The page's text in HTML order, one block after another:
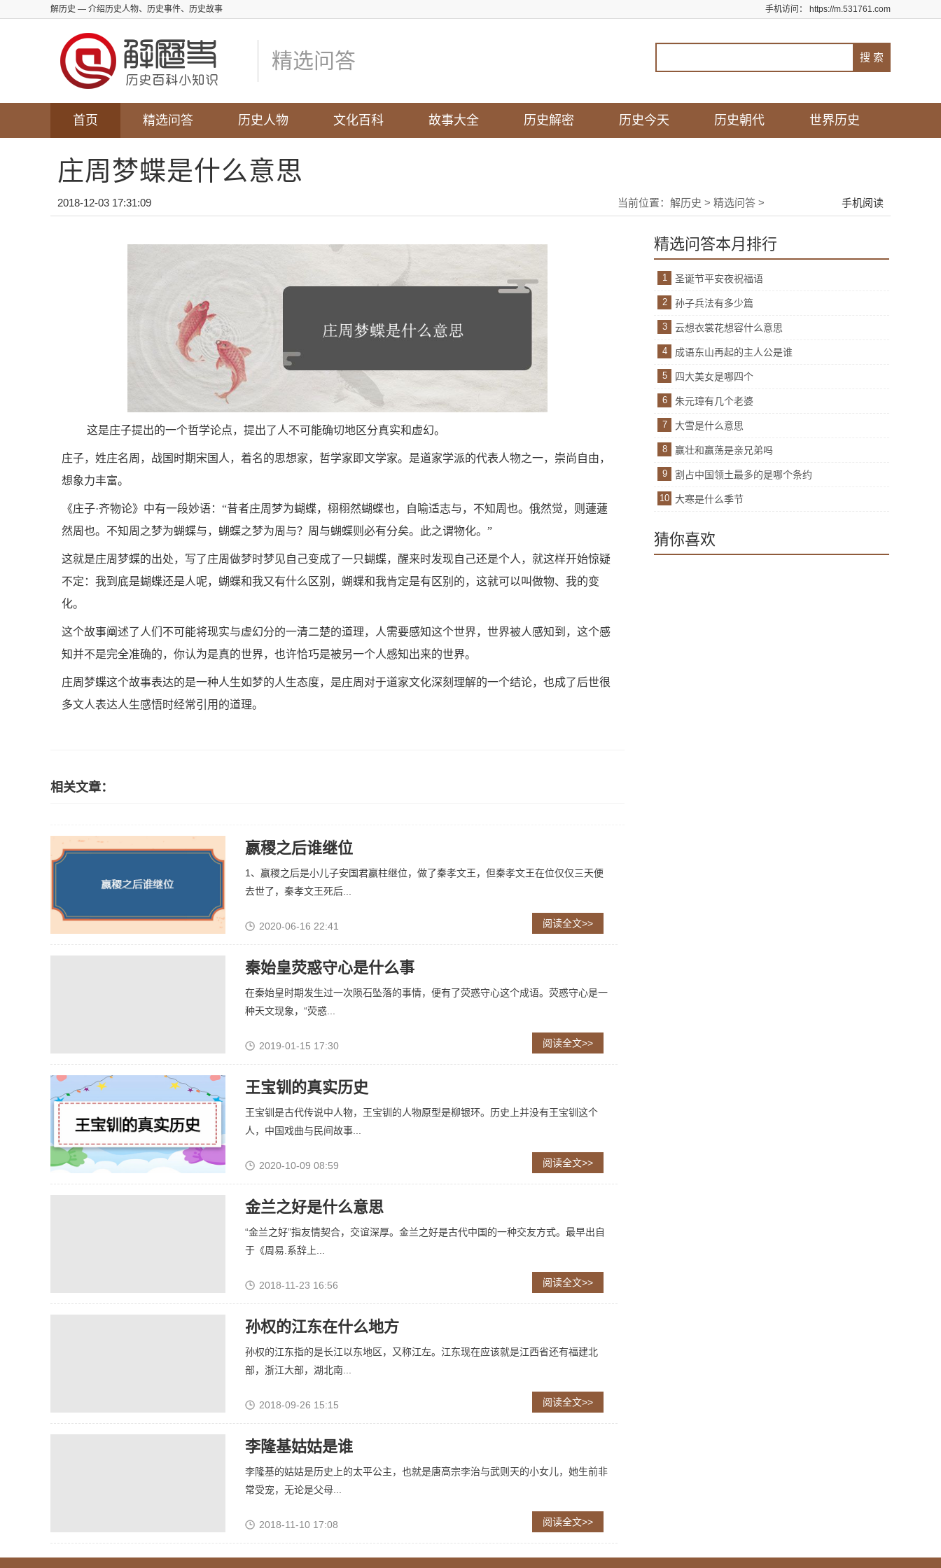
解历史 — 介绍历史人物、历史事件、历史故事 手机访问： https://m.531761.com
精选问答
首页 精选问答 历史人物 文化百科 故事大全 历史解密 历史今天 历史朝代 世界历史
庄周梦蝶是什么意思
2018-12-03 17:31:09 当前位置： 解历史 > 精选问答 > 手机阅读
这是庄子提出的一个哲学论点，提出了人不可能确切地区分真实和虚幻。
庄子，姓庄名周，战国时期宋国人，着名的思想家，哲学家即文学家。是道家学派的代表人物之一，崇尚自由，
想象力丰富。
《庄子·齐物论》中有一段妙语：“昔者庄周梦为蝴蝶，栩栩然蝴蝶也，自喻适志与，不知周也。俄然觉，则蘧蘧
然周也。不知周之梦为蝴蝶与，蝴蝶之梦为周与？周与蝴蝶则必有分矣。此之谓物化。”
这就是庄周梦蝶的出处，写了庄周做梦时梦见自己变成了一只蝴蝶，醒来时发现自己还是个人，就这样开始惊疑
不定：我到底是蝴蝶还是人呢，蝴蝶和我又有什么区别，蝴蝶和我肯定是有区别的，这就可以叫做物、我的变
化。
这个故事阐述了人们不可能将现实与虚幻分的一清二楚的道理，人需要感知这个世界，世界被人感知到，这个感
知并不是完全准确的，你认为是真的世界，也许恰巧是被另一个人感知出来的世界。
庄周梦蝶这个故事表达的是一种人生如梦的人生态度，是庄周对于道家文化深刻理解的一个结论，也成了后世很
多文人表达人生感悟时经常引用的道理。
相关文章：
嬴稷之后谁继位
1、嬴稷之后是小儿子安国君嬴柱继位，做了秦孝文王，但秦孝文王在位仅仅三天便
去世了，秦孝文王死后...
2020-06-16 22:41 阅读全文>>
秦始皇荧惑守心是什么事
在秦始皇时期发生过一次陨石坠落的事情，便有了荧惑守心这个成语。荧惑守心是一
种天文现象，“荧惑...
2019-01-15 17:30 阅读全文>>
王宝钏的真实历史
王宝钏是古代传说中人物，王宝钏的人物原型是柳银环。历史上并没有王宝钏这个
人，中国戏曲与民间故事...
2020-10-09 08:59 阅读全文>>
金兰之好是什么意思
“金兰之好”指友情契合，交谊深厚。金兰之好是古代中国的一种交友方式。最早出自
于《周易.系辞上...
2018-11-23 16:56 阅读全文>>
孙权的江东在什么地方
孙权的江东指的是长江以东地区，又称江左。江东现在应该就是江西省还有福建北
部，浙江大部，湖北南...
2018-09-26 15:15 阅读全文>>
李隆基姑姑是谁
李隆基的姑姑是历史上的太平公主，也就是唐高宗李治与武则天的小女儿，她生前非
常受宠，无论是父母...
2018-11-10 17:08 阅读全文>>
精选问答本月排行
1 圣诞节平安夜祝福语
2 孙子兵法有多少篇
3 云想衣裳花想容什么意思
4 成语东山再起的主人公是谁
5 四大美女是哪四个
6 朱元璋有几个老婆
7 大雪是什么意思
8 赢壮和赢荡是亲兄弟吗
9 割占中国领土最多的是哪个条约
10 大寒是什么季节
猜你喜欢